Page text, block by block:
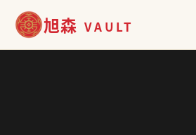
旭森 VAULT